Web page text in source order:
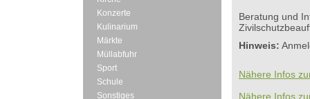
Konzerte
Kulinarium
Märkte
Müllabfuhr
Sport
Schule
Sonstiges
Beratung und
Hinweis:
Nähere Infos
Nähere Infos